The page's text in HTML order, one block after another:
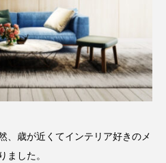
、歳が近くてインテリア好きのメ
ました。